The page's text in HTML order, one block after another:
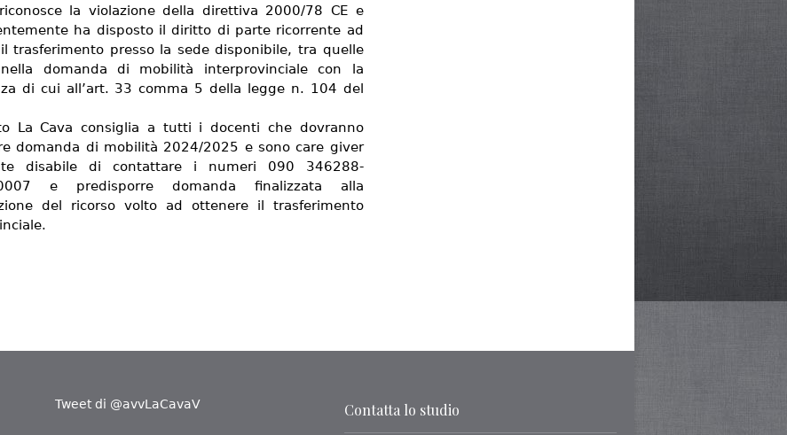
la violazione della direttiva 2000/78 CE e
ha disposto il diritto di parte ricorrente ad
trasferimento presso la sede disponibile, tra quelle
domanda di mobilità interprovinciale con la
di cui all’art. 33 comma 5 della legge n. 104 del
La Cava consiglia a tutti i docenti che dovranno
domanda di mobilità 2024/2025 e sono care giver
disabile di contattare i numeri 090 346288-
e predisporre domanda finalizzata alla
del ricorso volto ad ottenere il trasferimento
Tweet di @avvLaCavaV Contatta lo studio